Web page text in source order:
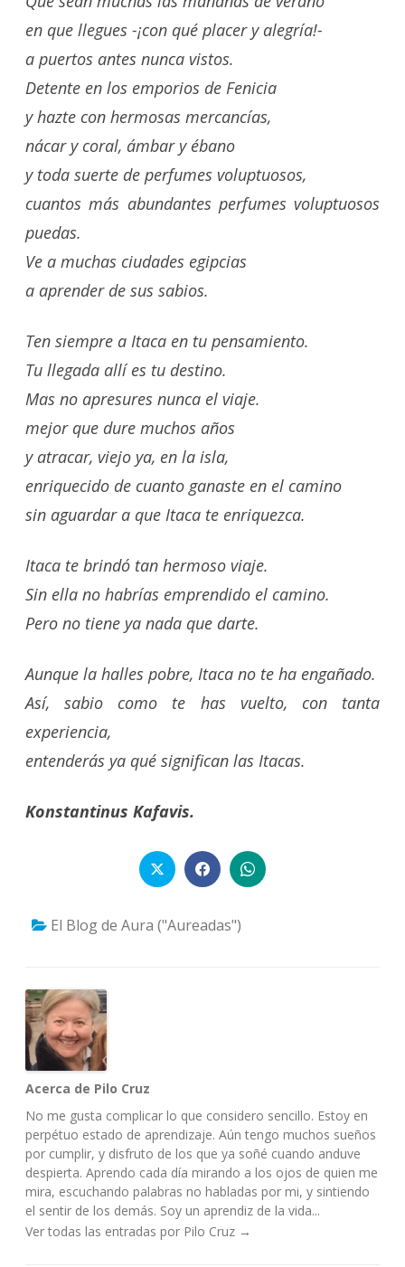
en que llegues -¡con qué placer y alegría!-
a puertos antes nunca vistos.
Detente en los emporios de Fenicia
y hazte con hermosas mercancías,
nácar y coral, ámbar y ébano
y toda suerte de perfumes voluptuosos,
cuantos más abundantes perfumes voluptuosos
puedas.
Ve a muchas ciudades egipcias
a aprender de sus sabios.
Ten siempre a Itaca en tu pensamiento.
Tu llegada allí es tu destino.
Mas no apresures nunca el viaje.
mejor que dure muchos años
y atracar, viejo ya, en la isla,
enriquecido de cuanto ganaste en el camino
sin aguardar a que Itaca te enriquezca.
Itaca te brindó tan hermoso viaje.
Sin ella no habrías emprendido el camino.
Pero no tiene ya nada que darte.
Aunque la halles pobre, Itaca no te ha engañado.
Así, sabio como te has vuelto, con tanta
experiencia,
entenderás ya qué significan las Itacas.
Konstantinus Kafavis.
El Blog de Aura ("Aureadas")
Acerca de Pilo Cruz
No me gusta complicar lo que considero sencillo. Estoy en
perpétuo estado de aprendizaje. Aún tengo muchos sueños
por cumplir, y disfruto de los que ya soñé cuando anduve
despierta. Aprendo cada día mirando a los ojos de quien me
mira, escuchando palabras no habladas por mi, y sintiendo
el sentir de los demás. Soy un aprendiz de la vida...
Ver todas las entradas por Pilo Cruz →